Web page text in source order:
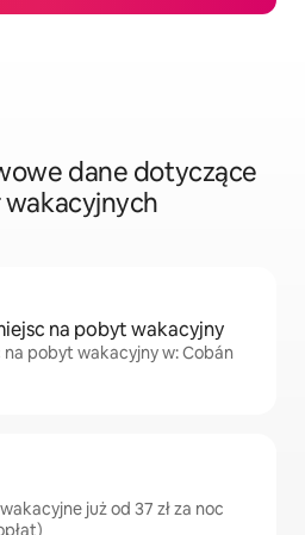
dane dotyczące
na pobyt wakacyjny
na pobyt wakacyjny w: Cobán
już od 37 zł za noc